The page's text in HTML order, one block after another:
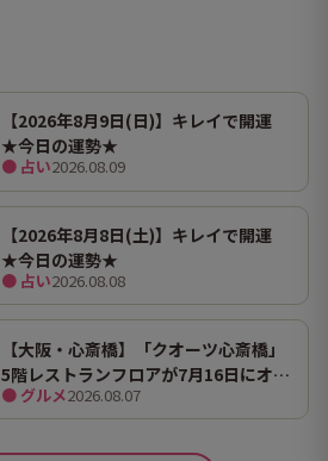
【2026年8月9日(日)】キレイで開運
★今日の運勢★
● 占い2026.08.09
【2026年8月8日(土)】キレイで開運
★今日の運勢★
● 占い2026.08.08
【大阪・心斎橋】「クオーツ心斎橋」
5階レストランフロアが7月16日にオー
プン！ 全国初・関西初出店を含む多彩
な9店舗
● グルメ2026.08.07